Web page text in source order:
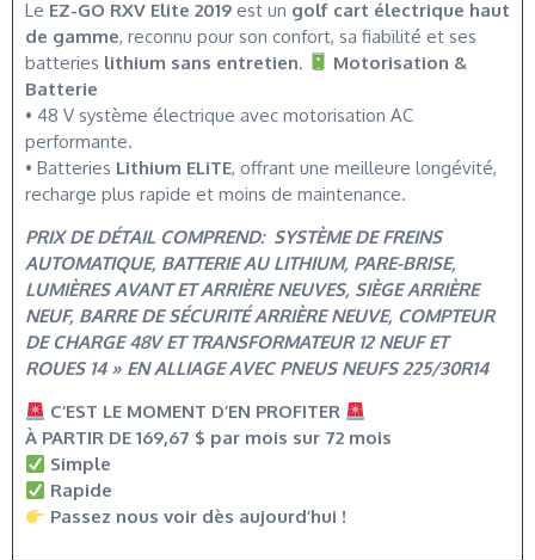
Le EZ-GO RXV Elite 2019 est un golf cart électrique haut
de gamme, reconnu pour son confort, sa fiabilité et ses
batteries lithium sans entretien.
Motorisation &
Batterie
• 48 V système électrique avec motorisation AC
performante.
• Batteries Lithium ELiTE, offrant une meilleure longévité,
recharge plus rapide et moins de maintenance.
PRIX DE DÉTAIL COMPREND: SYSTÈME DE FREINS
AUTOMATIQUE, BATTERIE AU LITHIUM, PARE-BRISE,
LUMIÈRES AVANT ET ARRIÈRE NEUVES, SIÈGE ARRIÈRE
NEUF, BARRE DE SÉCURITÉ ARRIÈRE NEUVE, COMPTEUR
DE CHARGE 48V ET TRANSFORMATEUR 12 NEUF ET
ROUES 14 » EN ALLIAGE AVEC PNEUS NEUFS 225/30R14
C’EST LE MOMENT D’EN PROFITER
À PARTIR DE 169,67 $ par mois sur 72 mois
Simple
Rapide
Passez nous voir dès aujourd’hui !